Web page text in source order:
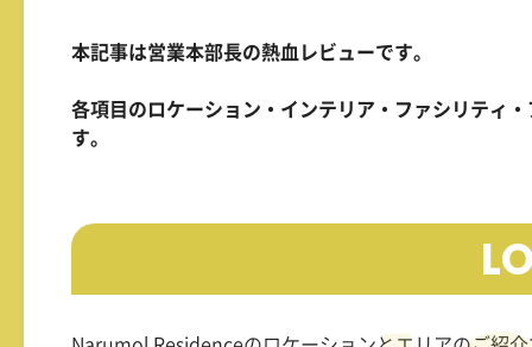
本記事は営業本部長の熱血レビューです。
各項目のロケーション・インテリア・ファシリティ
す。